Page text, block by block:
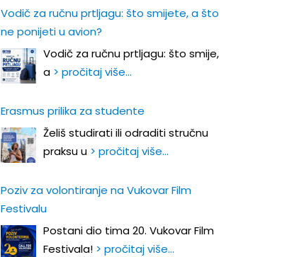
Vodič za ručnu prtljagu: što smijete, a što
ne ponijeti u avion?
Vodič za ručnu prtljagu: što smije,
a > pročitaj više…
Erasmus prilika za studente
Želiš studirati ili odraditi stručnu
praksu u > pročitaj više…
Poziv za volontiranje na Vukovar Film
Festivalu
Postani dio tima 20. Vukovar Film
Festivala! > pročitaj više…